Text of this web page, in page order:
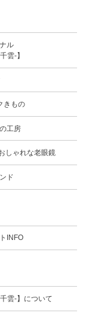
ル
雲-】
きもの
工房
しゃれな老眼鏡
ド
INFO
雲-】について